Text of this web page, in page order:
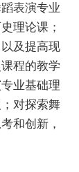
表演专业
理论课；
及提高现
程的教学
业基础理
对探索舞
和创新，